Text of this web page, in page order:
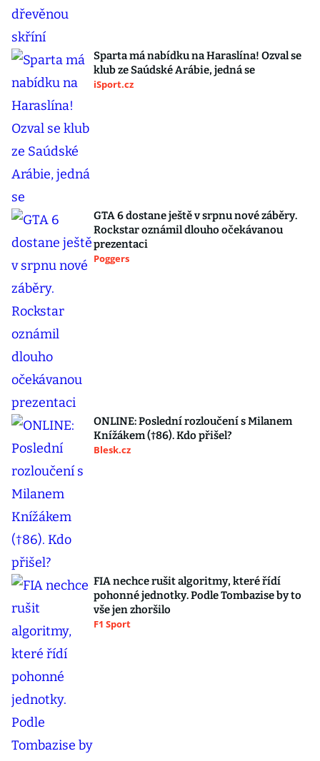
Sparta má nabídku na Haraslína! Ozval se
klub ze Saúdské Arábie, jedná se
iSport.cz
GTA 6 dostane ještě v srpnu nové záběry.
Rockstar oznámil dlouho očekávanou
prezentaci
Poggers
ONLINE: Poslední rozloučení s Milanem
Knížákem (†86). Kdo přišel?
Blesk.cz
FIA nechce rušit algoritmy, které řídí
pohonné jednotky. Podle Tombazise by to
vše jen zhoršilo
F1 Sport